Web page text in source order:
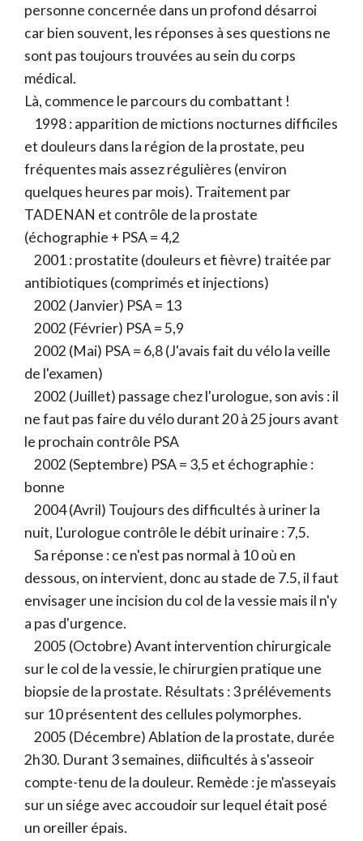
personne concernée dans un profond désarroi
car bien souvent, les réponses à ses questions ne
sont pas toujours trouvées au sein du corps
médical.
Là, commence le parcours du combattant !
1998 : apparition de mictions nocturnes difficiles
et douleurs dans la région de la prostate, peu
fréquentes mais assez régulières (environ
quelques heures par mois). Traitement par
TADENAN et contrôle de la prostate
(échographie + PSA = 4,2
2001 : prostatite (douleurs et fièvre) traitée par
antibiotiques (comprimés et injections)
2002 (Janvier) PSA = 13
2002 (Février) PSA = 5,9
2002 (Mai) PSA = 6,8 (J'avais fait du vélo la veille
de l'examen)
2002 (Juillet) passage chez l'urologue, son avis : il
ne faut pas faire du vélo durant 20 à 25 jours avant
le prochain contrôle PSA
2002 (Septembre) PSA = 3,5 et échographie :
bonne
2004 (Avril) Toujours des difficultés à uriner la
nuit, L'urologue contrôle le débit urinaire : 7,5.
Sa réponse : ce n'est pas normal à 10 où en
dessous, on intervient, donc au stade de 7.5, il faut
envisager une incision du col de la vessie mais il n'y
a pas d'urgence.
2005 (Octobre) Avant intervention chirurgicale
sur le col de la vessie, le chirurgien pratique une
biopsie de la prostate. Résultats : 3 prélévements
sur 10 présentent des cellules polymorphes.
2005 (Décembre) Ablation de la prostate, durée
2h30. Durant 3 semaines, diificultés à s'asseoir
compte-tenu de la douleur. Remède : je m'asseyais
sur un siége avec accoudoir sur lequel était posé
un oreiller épais.